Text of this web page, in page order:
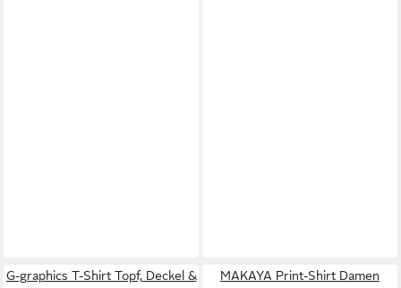
G-graphics T-Shirt Topf, Deckel &
MAKAYA Print-Shirt Damen